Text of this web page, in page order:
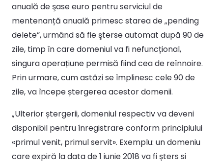
anuală de şase euro pentru serviciul de
mentenanță anuală primesc starea de „pending
delete”, urmând să fie şterse automat după 90 de
zile, timp în care domeniul va fi nefuncțional,
singura operațiune permisă fiind cea de reînnoire.
Prin urmare, cum astăzi se împlinesc cele 90 de
zile, va începe ștergerea acestor domenii.
„Ulterior ștergerii, domeniul respectiv va deveni
disponibil pentru înregistrare conform principiului
«primul venit, primul servit». Exemplu: un domeniu
care expiră la data de 1 iunie 2018 va fi șters si